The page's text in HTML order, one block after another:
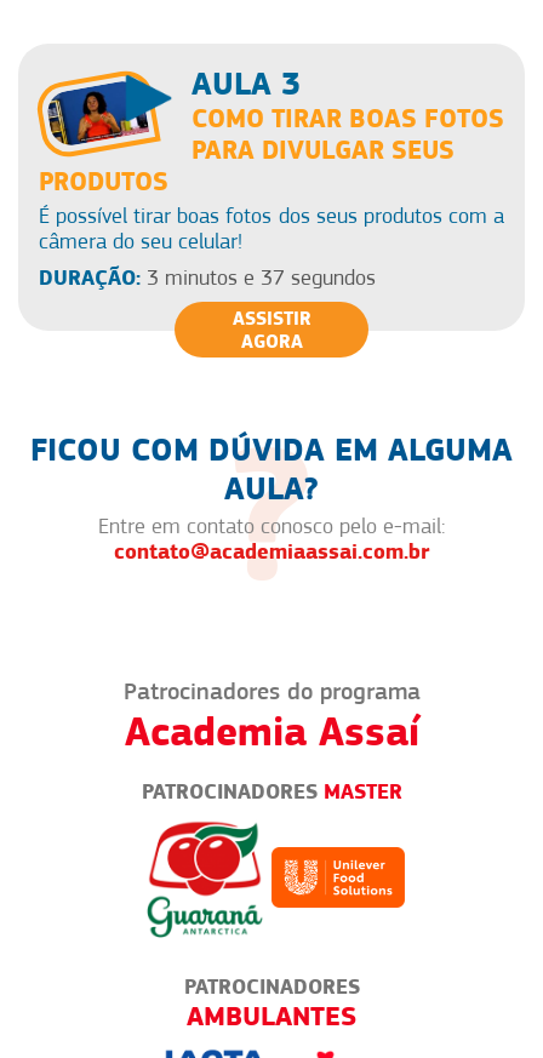
AULA 3
COMO TIRAR BOAS FOTOS
PARA DIVULGAR SEUS
PRODUTOS
É possível tirar boas fotos dos seus produtos com a
câmera do seu celular!
DURAÇÃO:3 minutos e 37 segundos
ASSISTIR
AGORA
FICOU COM DÚVIDA EM ALGUMA
AULA?
Entre em contato conosco pelo e-mail:
contato@academiaassai.com.br
Patrocinadores do programa
Academia Assaí
PATROCINADORES MASTER
PATROCINADORES
AMBULANTES